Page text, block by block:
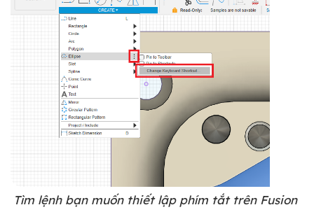
Tìm lệnh bạn muốn thiết lập phím tắt trên Fusion